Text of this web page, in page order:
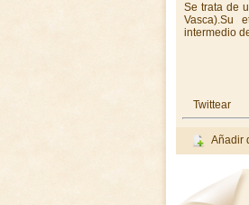
Se trata de
Vasca).Su
intermedio
Twittear
Añadir